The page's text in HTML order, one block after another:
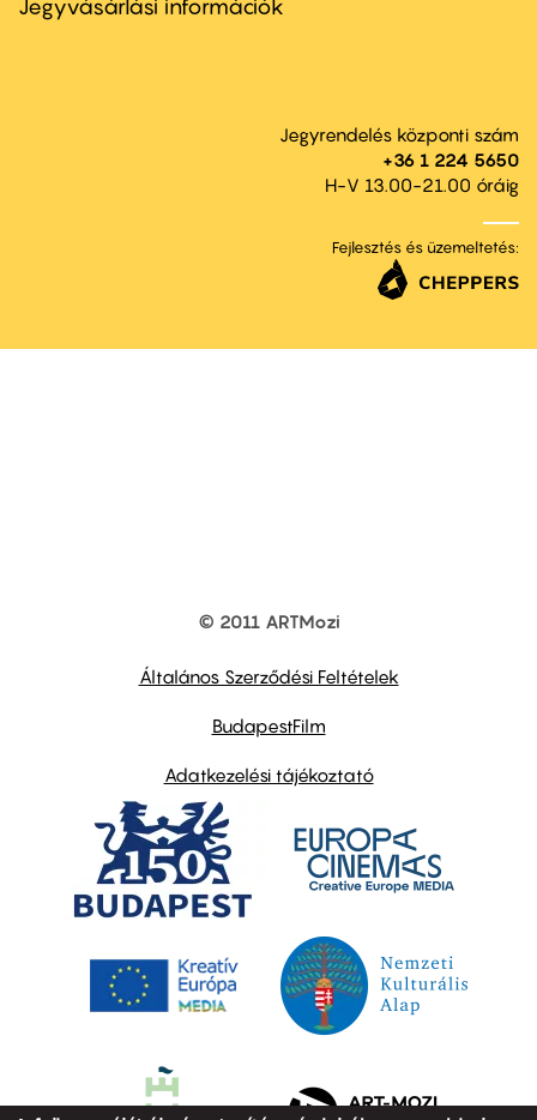
Jegyvásárlási információk
Jegyrendelés központi szám
+36 1 224 5650
H-V 13.00-21.00 óráig
Fejlesztés és üzemeltetés:
© 2011 ARTMozi
Általános Szerződési Feltételek
BudapestFilm
Adatkezelési tájékoztató